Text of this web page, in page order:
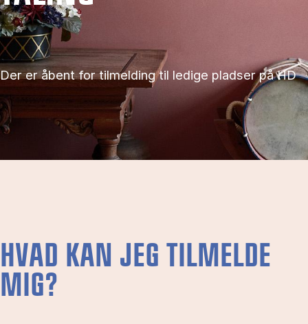
Der er åbent for tilmelding til ledige pladser på HD
HVAD KAN JEG TILMELDE
MIG?